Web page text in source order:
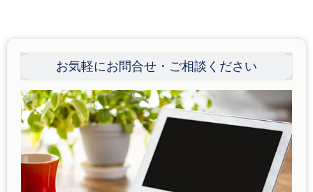
お気軽にお問合せ・ご相談ください